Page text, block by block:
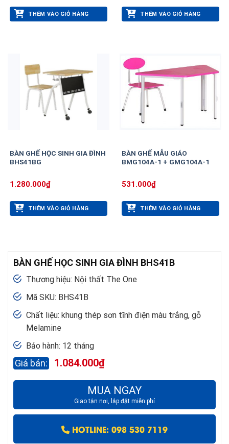
THÊM VÀO GIỎ HÀNG THÊM VÀO GIỎ HÀNG
BÀN GHẾ HỌC SINH GIA ĐÌNH
BHS41BG
1.280.000₫
THÊM VÀO GIỎ HÀNG
BÀN GHẾ MẪU GIÁO
BMG104A-1 + GMG104A-1
531.000₫
THÊM VÀO GIỎ HÀNG
BÀN GHẾ HỌC SINH GIA ĐÌNH BHS41B
Thương hiệu: Nội thất The One
Mã SKU: BHS41B
Chất liệu: khung thép sơn tĩnh điện màu trắng, gỗ
Melamine
Bảo hành: 12 tháng
1.084.000₫
MUA NGAY
Giao tận nơi, lắp đặt miễn phí
HOTLINE: 098 530 7119